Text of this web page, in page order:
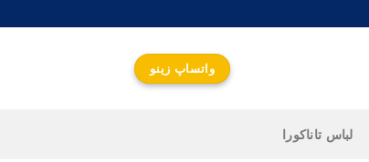
واتساپ زینو
لباس تاناکورا